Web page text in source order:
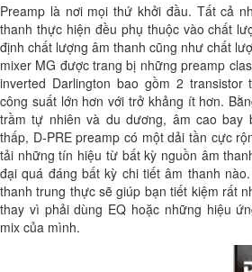
Preamp là nơi mọi thứ khởi đầu. Tất cả
thanh thực hiện đều phụ thuộc vào chất
định chất lượng âm thanh cũng như chất
mixer MG được trang bị những preamp
inverted Darlington bao gồm 2
công suất lớn hơn với trở khảng ít hơn.
trầm tự nhiên và du dương, âm cao bay
thấp, D-PRE preamp có một dải tần cực
tải những tín hiệu từ bất kỳ nguồn âm
đại quá đáng bất kỳ chi tiết âm thanh
thanh trung thực sẽ giúp bạn tiết kiệm rất
thay vì phải dùng EQ hoặc những hiệu
mix của mình.